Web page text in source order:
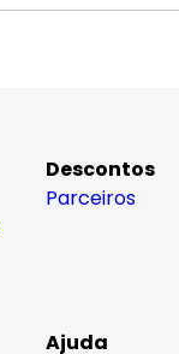
Descontos
Parceiros
Ajuda